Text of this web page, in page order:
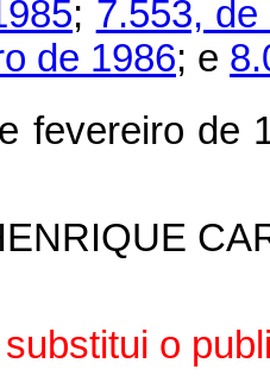
; 7.553,
de 1986; e
fevereiro de
o